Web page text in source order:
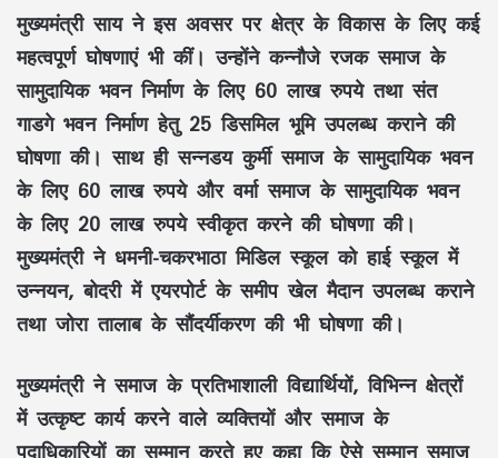
मुख्यमंत्रीसायने इस अवसर पर क्षेत्र के विकास के लिए कई
महत्वपूर्ण घोषणाएं भी कीं। उन्होंनेकन्नौजे रजक समाजके
सामुदायिक भवन निर्माणके लिए 60 लाख रुपयेतथासंत
गाडगे भवन निर्माणहेतु25 डिसमिल भूमिउपलब्ध कराने की
घोषणा की। साथ हीसन्नडय कुर्मी समाजके सामुदायिक भवन
के लिए 60 लाख रुपयेऔरवर्मा समाजके सामुदायिक भवन
के लिए 20 लाख रुपयेस्वीकृत करने की घोषणा की।
मुख्यमंत्री नेधमनी-चकरभाठा मिडिल स्कूलकोहाई स्कूलमें
उन्नयन, बोदरी मेंएयरपोर्टके समीपखेल मैदानउपलब्ध कराने
तथाजोरा तालाब के सौंदर्यीकरणकी भी घोषणा की।
मुख्यमंत्री ने समाज केप्रतिभाशाली विद्यार्थियों, विभिन्न क्षेत्रों
मेंउत्कृष्ट कार्यकरने वाले व्यक्तियों और समाज के